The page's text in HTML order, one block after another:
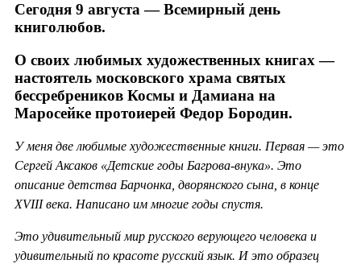
Сегодня 9 августа — Всемирный день
книголюбов.
О своих любимых художественных книгах —
настоятель московского храма святых
бессребреников Космы и Дамиана на
Маросейке протоиерей Федор Бородин.
У меня две любимые художественные книги. Первая — это
Сергей Аксаков «Детские годы Багрова-внука». Это
описание детства Барчонка, дворянского сына, в конце
XVIII века. Написано им многие годы спустя.
Это удивительный мир русского верующего человека и
удивительный по красоте русский язык. И это образец